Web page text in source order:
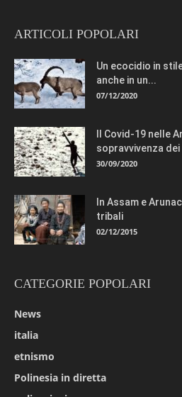
ARTICOLI POPOLARI
Un ecocidio in
anche in un...
07/12/2020
Il Covid-19 nelle
sopravvivenza dei
30/09/2020
In Assam e
tribali
02/12/2015
CATEGORIE POPOLARI
News
italia
etnismo
Polinesia in diretta